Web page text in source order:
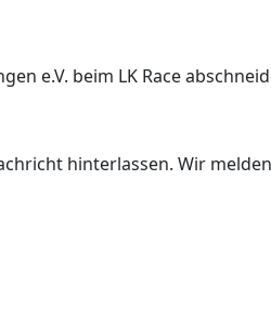
e.V. beim LK Race
hinterlassen. Wir